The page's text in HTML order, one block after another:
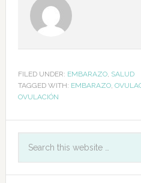
FILED UNDER: EMBARAZO, SALUD
TAGGED WITH: EMBARAZO,
OVULACIÓN